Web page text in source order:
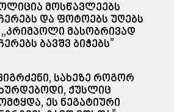
მოსწავლეებს
და ფოტოებს უღებს
,,კრიმპოლი მასობრივად
ბავშვ ბიჭებს”
სახეზე როგორ
ქუსლიც
ეს ნეგატიური